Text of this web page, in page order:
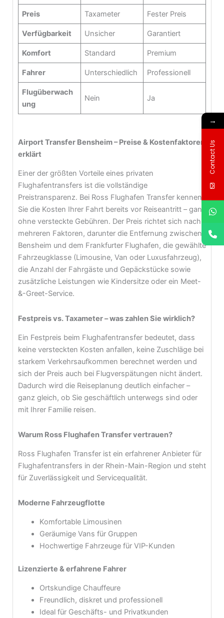
Preis Taxameter Fester Preis
Verfügbarkeit Unsicher Garantiert
Komfort Standard Premium
Fahrer Unterschiedlich Professionell
Flugüberwach
ung
Nein Ja
Airport Transfer Bensheim – Preise & Kostenfaktoren
erklärt
Einer der größten Vorteile eines privaten
Flughafentransfers ist die vollständige
Preistransparenz. Bei Ross Flughafen Transfer kennen
Sie die Kosten Ihrer Fahrt bereits vor Reiseantritt – ganz
ohne versteckte Gebühren. Der Preis richtet sich nach
mehreren Faktoren, darunter die Entfernung zwischen
Bensheim und dem Frankfurter Flughafen, die gewählte
Fahrzeugklasse (Limousine, Van oder Luxusfahrzeug),
die Anzahl der Fahrgäste und Gepäckstücke sowie
zusätzliche Leistungen wie Kindersitze oder ein Meet-
&-Greet-Service.
Festpreis vs. Taxameter – was zahlen Sie wirklich?
Ein Festpreis beim Flughafentransfer bedeutet, dass
keine versteckten Kosten anfallen, keine Zuschläge bei
starkem Verkehrsaufkommen berechnet werden und
sich der Preis auch bei Flugverspätungen nicht ändert.
Dadurch wird die Reiseplanung deutlich einfacher –
ganz gleich, ob Sie geschäftlich unterwegs sind oder
mit Ihrer Familie reisen.
Warum Ross Flughafen Transfer vertrauen?
Ross Flughafen Transfer ist ein erfahrener Anbieter für
Flughafentransfers in der Rhein-Main-Region und steht
für Zuverlässigkeit und Servicequalität.
Moderne Fahrzeugflotte
Komfortable Limousinen
Geräumige Vans für Gruppen
Hochwertige Fahrzeuge für VIP-Kunden
Lizenzierte & erfahrene Fahrer
Ortskundige Chauffeure
Freundlich, diskret und professionell
Ideal für Geschäfts- und Privatkunden
→
Contact Us